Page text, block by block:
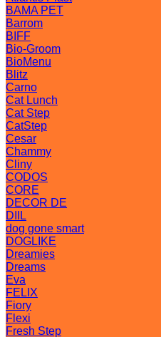
BAMA PET
Barrom
BIFF
Bio-Groom
BioMenu
Blitz
Carno
Cat Lunch
Cat Step
CatStep
Cesar
Chammy
Cliny
CODOS
CORE
DECOR DE
DIIL
dog gone smart
DOGLIKE
Dreamies
Dreams
Eva
FELIX
Fiory
Flexi
Fresh Step